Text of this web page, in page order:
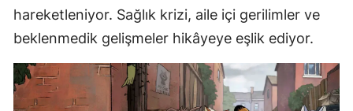
hareketleniyor. Sağlık krizi, aile içi gerilimler ve
beklenmedik gelişmeler hikâyeye eşlik ediyor.